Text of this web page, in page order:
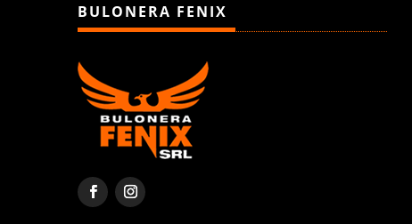
BULONERA FENIX